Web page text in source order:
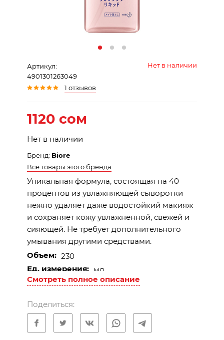
Артикул:
4901301263049
Нет в наличии
1 отзывов
1120 сом
Нет в наличии
Бренд: Biore
Все товары этого бренда
Уникальная формула, состоящая на 40
процентов из увлажняющей сыворотки
нежно удаляет даже водостойкий макияж
и сохраняет кожу увлажненной, свежей и
сияющей. Не требует дополнительного
умывания другими средствами.
Объем: 230
Ед. измерения: мл
Описание
времени для многоступенчатого
очищения лица. Уникальная формула,
состоящая на 40 процентов из
Смотреть полное описание
Поделиться: